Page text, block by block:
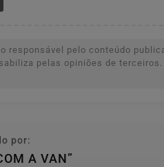
responsável pelo conteúdo
pelas opiniões de
por:
A VAN”